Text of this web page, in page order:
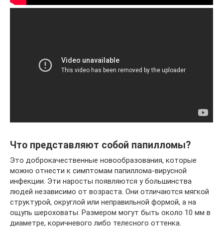
Что представляют собой папилломы?
Это доброкачественные новообразования, которые
можно отнести к симптомам папиллома-вирусной
инфекции. Эти наросты появляются у большинства
людей независимо от возраста. Они отличаются мягкой
структурой, округлой или неправильной формой, а на
ощупь шероховаты. Размером могут быть около 10 мм в
диаметре, коричневого либо телесного оттенка.